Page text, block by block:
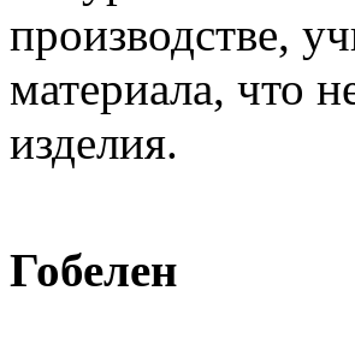
производстве,
материала, что
изделия.
Гобелен